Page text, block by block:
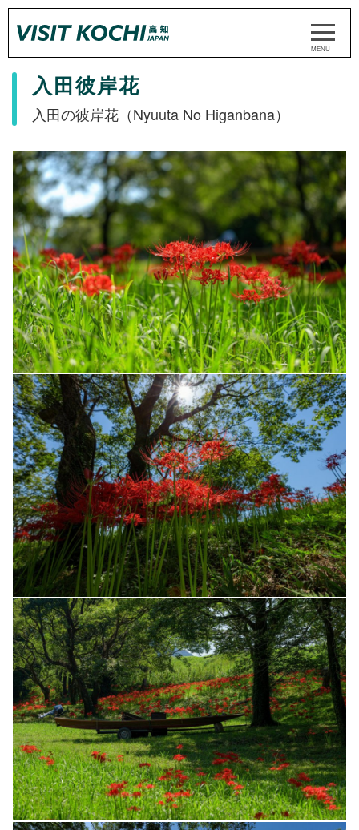
入田彼岸花
入田の彼岸花（Nyuuta No Higanbana）